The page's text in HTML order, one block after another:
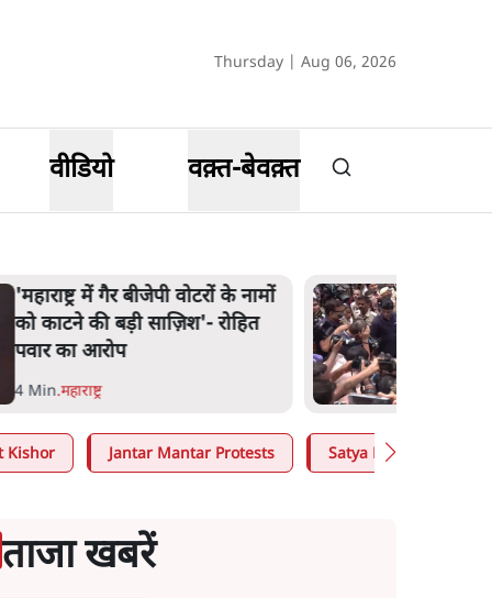
Thursday | Aug 06, 2026
वीडियो वक़्त-बेवक़्त
E20 विवादः आप के पीएम आवास
मार्च को रोका, धरने पर बैठे
केजरीवाल-सिसोदिया
5 Min.देश
Kishor Jantar Mantar Protests Satya Hindi
ताजा खबरें